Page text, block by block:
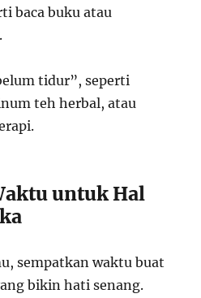
baca buku atau
tidur”, seperti
teh herbal, atau
untuk Hal
sempatkan waktu buat
bikin hati senang.